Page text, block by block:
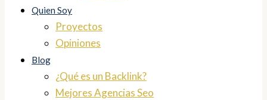
Quien Soy
Proyectos
Opiniones
Blog
¿Qué es un Backlink?
Mejores Agencias Seo